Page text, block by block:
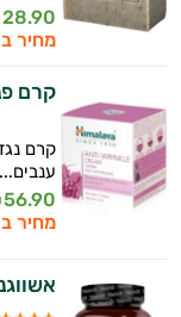
28.90
מחיר
קרם
קרם
ענבים...
56.90
מחיר